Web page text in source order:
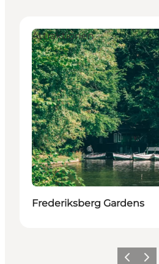
Attraktionen
Frederiksberg Gardens
ZurückWeiter